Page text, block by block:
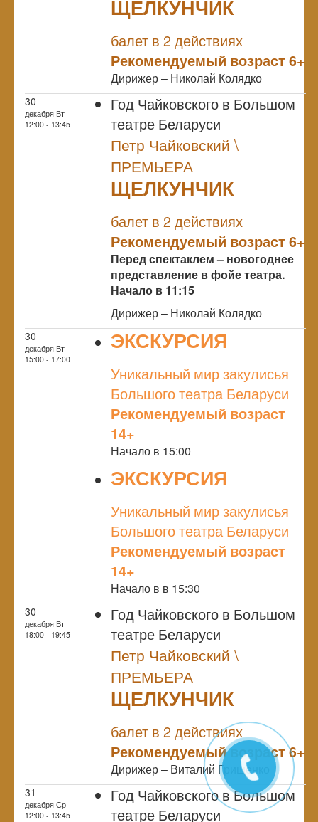
ЩЕЛКУНЧИК
балет в 2 действиях
Рекомендуемый возраст 6+
Дирижер – Николай Колядко
30
декабря|Вт
12:00 - 13:45
Год Чайковского в Большом
театре Беларуси
Петр Чайковский \
ПРЕМЬЕРА
ЩЕЛКУНЧИК
балет в 2 действиях
Рекомендуемый возраст 6+
Перед спектаклем – новогоднее
представление в фойе театра.
Начало в 11:15
Дирижер – Николай Колядко
30
декабря|Вт
15:00 - 17:00
ЭКСКУРСИЯ
Уникальный мир закулисья
Большого театра Беларуси
Рекомендуемый возраст
14+
Начало в 15:00
ЭКСКУРСИЯ
Уникальный мир закулисья
Большого театра Беларуси
Рекомендуемый возраст
14+
Начало в в 15:30
30
декабря|Вт
18:00 - 19:45
Год Чайковского в Большом
театре Беларуси
Петр Чайковский \
ПРЕМЬЕРА
ЩЕЛКУНЧИК
балет в 2 действиях
Рекомендуемый возраст 6+
Дирижер – Виталий Грищенко
31
декабря|Ср
12:00 - 13:45
Год Чайковского в Большом
театре Беларуси